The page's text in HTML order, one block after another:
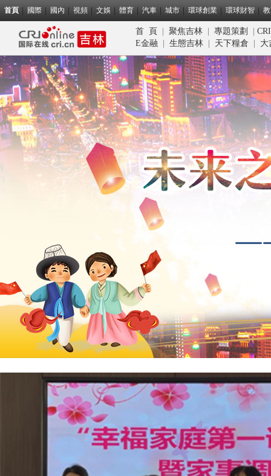
首頁 國際 國內 視頻 文娛 體育 汽車 城市 環球創業 環球財智
首 頁 聚焦吉林 專題策劃
E金融
生態吉林 天下糧倉 大